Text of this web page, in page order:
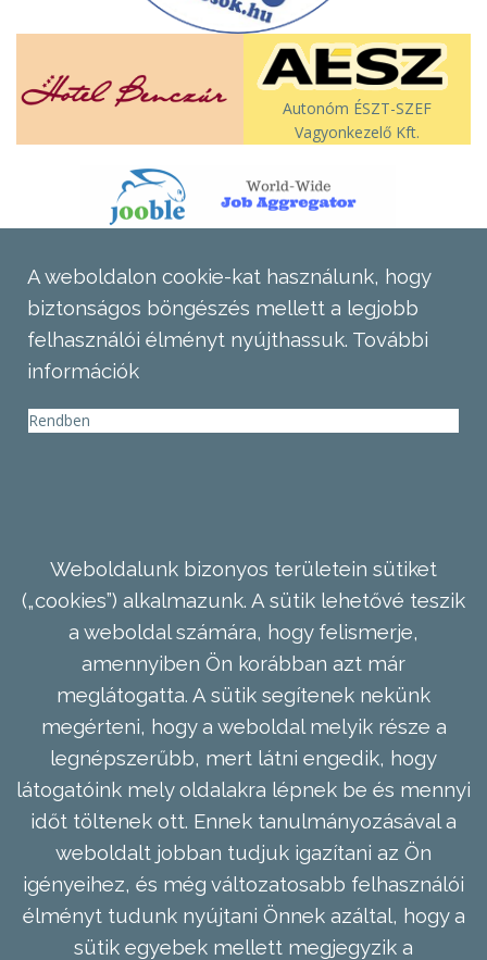
Autonóm ÉSZT-SZEF
Vagyonkezelő Kft.
A weboldalon cookie-kat használunk, hogy
biztonságos böngészés mellett a legjobb
felhasználói élményt nyújthassuk. További
információk
Rendben
Weboldalunk bizonyos területein sütiket
(„cookies”) alkalmazunk. A sütik lehetővé teszik
a weboldal számára, hogy felismerje,
amennyiben Ön korábban azt már
meglátogatta. A sütik segítenek nekünk
megérteni, hogy a weboldal melyik része a
legnépszerűbb, mert látni engedik, hogy
látogatóink mely oldalakra lépnek be és mennyi
időt töltenek ott. Ennek tanulmányozásával a
weboldalt jobban tudjuk igazítani az Ön
igényeihez, és még változatosabb felhasználói
élményt tudunk nyújtani Önnek azáltal, hogy a
sütik egyebek mellett megjegyzik a